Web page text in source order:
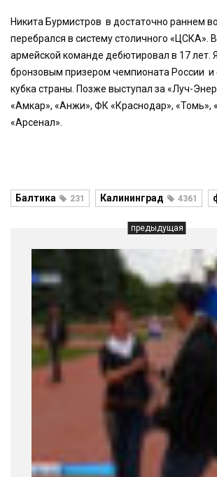
Никита Бурмистров в достаточно раннем
перебрался в систему столичного «ЦСКА».
армейской команде дебютировал в 17 лет.
бронзовым призером чемпионата России и
кубка страны. Позже выступал за «Луч-
«Амкар», «Анжи», ФК «Краснодар», «Томь»,
«Арсенал».
Балтика 231 Калининград 4361
предыдущая